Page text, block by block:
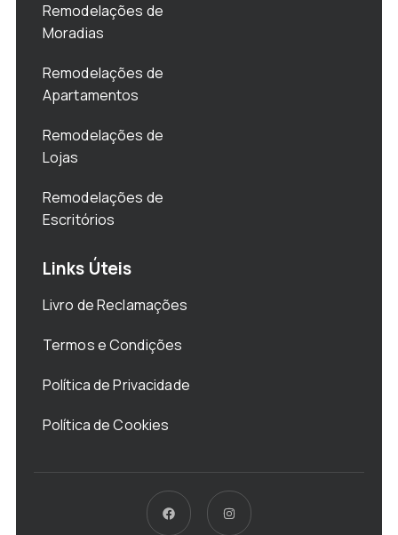
Remodelações de
Moradias
Remodelações de
Apartamentos
Remodelações de
Lojas
Remodelações de
Escritórios
Links Úteis
Livro de Reclamações
Termos e Condições
Política de Privacidade
Política de Cookies